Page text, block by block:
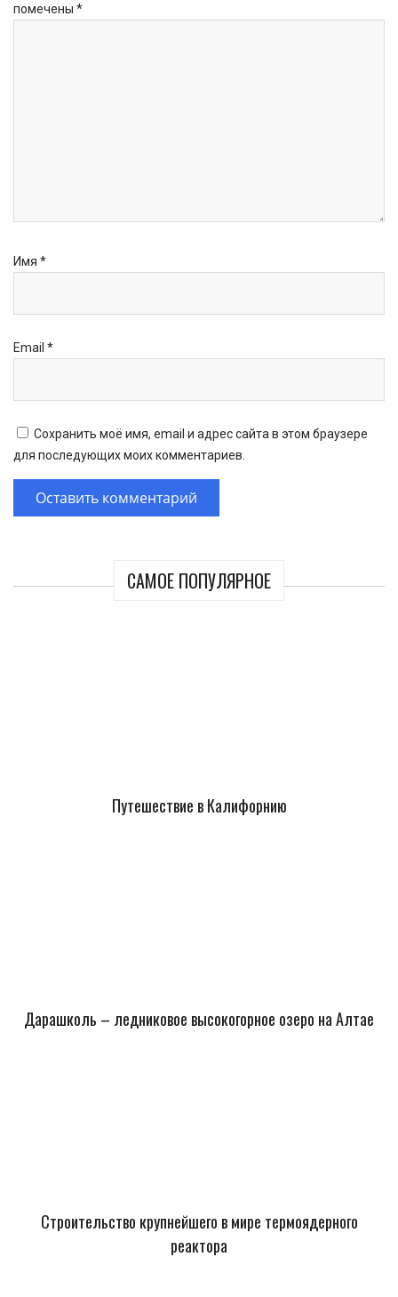
САМОЕ ПОПУЛЯРНОЕ
Путешествие в Калифорнию
Дарашколь – ледниковое высокогорное озеро на Алтае
Строительство крупнейшего в мире термоядерного
реактора
помечены *
Имя *
Email *
Сохранить моё имя, email и адрес сайта в этом браузере
для последующих моих комментариев.